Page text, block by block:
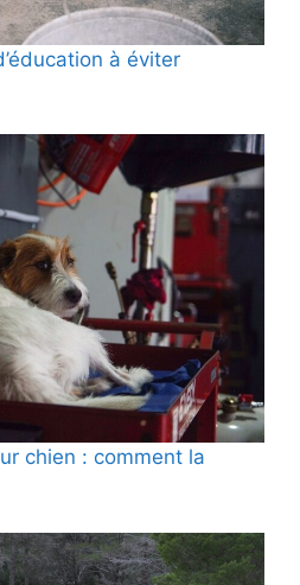
à éviter
chien : comment la